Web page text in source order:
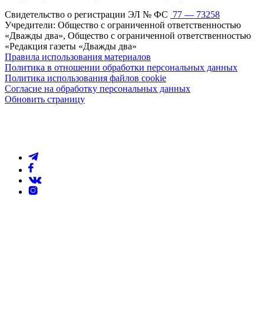
Свидетельство о регистрации ЭЛ № ФС 77 — 73258
Учредители: Общество с ограниченной ответственностью
«Дважды два», Общество с ограниченной ответственностью
«Редакция газеты «Дважды два»
Правила использования материалов
Политика в отношении обработки персональных данных
Политика использования файлов cookie
Согласие на обработку персональных данных
Обновить страницу